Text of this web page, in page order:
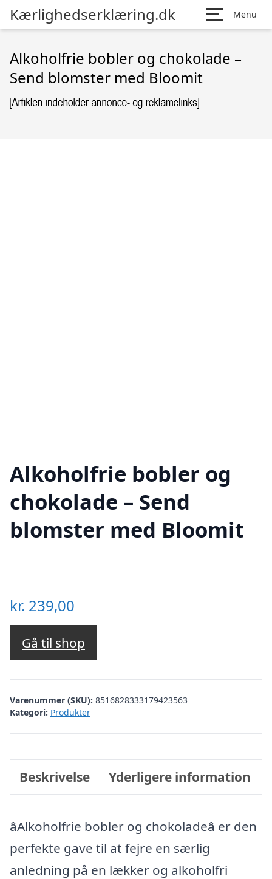
Kærlighedserklæring.dk Menu
Alkoholfrie bobler og chokolade –
Send blomster med Bloomit
Alkoholfrie bobler og
chokolade – Send
blomster med Bloomit
kr. 239,00
Gå til shop
Varenummer (SKU): 8516828333179423563
Kategori: Produkter
Beskrivelse Yderligere information
âAlkoholfrie bobler og chokoladeâ er den
perfekte gave til at fejre en særlig
anledning på en lækker og alkoholfri